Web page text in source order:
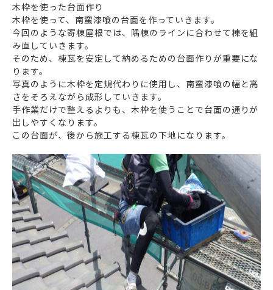
木枠を使った台面作り
木枠を使って、南蛮漆喰の台面を作っていきます。
今回のような寄棟屋根では、隅棟のラインに合わせて棟を組
み直していきます。
そのため、棟瓦を安定して納めるための台面作りが重要にな
ります。
写真のように木枠を定規代わりに使用し、南蛮漆喰の幅と高
さをそろえながら成形していきます。
手作業だけで整えるよりも、木枠を使うことで台面の通りが
出しやすくなります。
この台面が、後から施工する棟瓦の下地になります。